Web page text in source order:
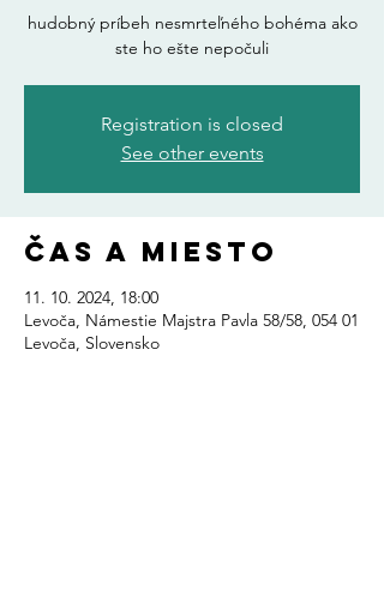
hudobný príbeh nesmrteľného bohéma ako
ste ho ešte nepočuli
Registration is closed
See other events
Čas a miesto
11. 10. 2024, 18:00
Levoča, Námestie Majstra Pavla 58/58, 054 01
Levoča, Slovensko